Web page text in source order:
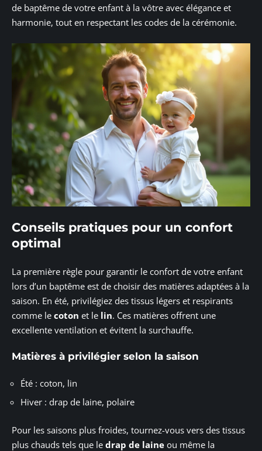
de baptême de votre enfant à la vôtre avec élégance et
harmonie, tout en respectant les codes de la cérémonie.
Conseils pratiques pour un confort
optimal
La première règle pour garantir le confort de votre enfant
lors d’un baptême est de choisir des matières adaptées à la
saison. En été, privilégiez des tissus légers et respirants
comme le coton et le lin. Ces matières offrent une
excellente ventilation et évitent la surchauffe.
Matières à privilégier selon la saison
Été : coton, lin
Hiver : drap de laine, polaire
Pour les saisons plus froides, tournez-vous vers des tissus
plus chauds tels que le drap de laine ou même la